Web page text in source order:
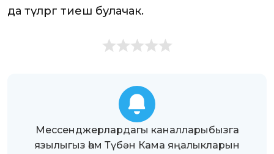
да түләргә тиеш булачак.
Мессенджерлардагы каналларыбызга
язылыгыз һәм Түбән Кама яңалыкларын